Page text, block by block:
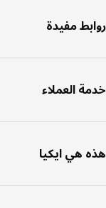
مفيدة
العملاء
هي ايكيا